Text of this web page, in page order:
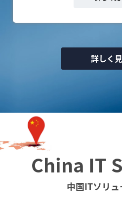
詳しく
China IT
中国ITソリ